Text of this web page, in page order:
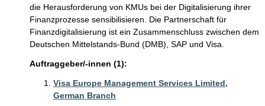
die Herausforderung von KMUs bei der Digitalisierung ihrer
Finanzprozesse sensibilisieren. Die Partnerschaft für
Finanzdigitalisierung ist ein Zusammenschluss zwischen dem
Deutschen Mittelstands-Bund (DMB), SAP und Visa.
Auftraggeber/-innen (1):
Visa Europe Management Services Limited,
German Branch